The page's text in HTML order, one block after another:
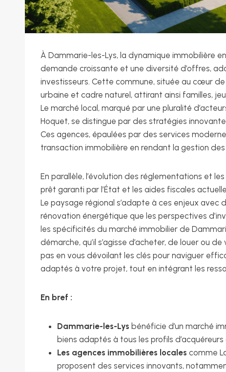
À Dammarie-les-Lys, la dynamique immobilière
demande croissante et une diversité d’offres,
investisseurs. Cette commune, située au cœur
urbaine et cadre naturel, attirant ainsi familles,
Le marché local, marqué par une pluralité
Hoquet, se distingue par des stratégies
Ces agences, épaulées par des services
transaction immobilière en rendant la gestion
En parallèle, l’évolution des réglementations et
prêt garanti par l’État et les aides fiscales
Le paysage régional s’adapte à ces enjeux avec
rénovation énergétique que les perspectives
les spécificités du marché immobilier de
démarche, qu’il s’agisse d’acheter, de louer ou
pas en vous dévoilant les clés pour naviguer
adaptés à votre projet, tout en intégrant les
En bref :
Dammarie-les-Lys bénéficie d’un marché
biens adaptés à tous les profils d’acquéreurs
Les agences immobilières locales comme
proposent des services innovants,